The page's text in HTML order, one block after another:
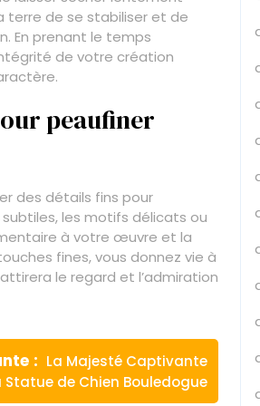
terre de se stabiliser et de
En prenant le temps
de votre création
peaufiner
des détails fins pour
les motifs délicats ou
à votre œuvre et la
fines, vous donnez vie à
le regard et l’admiration
Article
suivant
La Majesté Captivante
Statue de Chien Bouledogue